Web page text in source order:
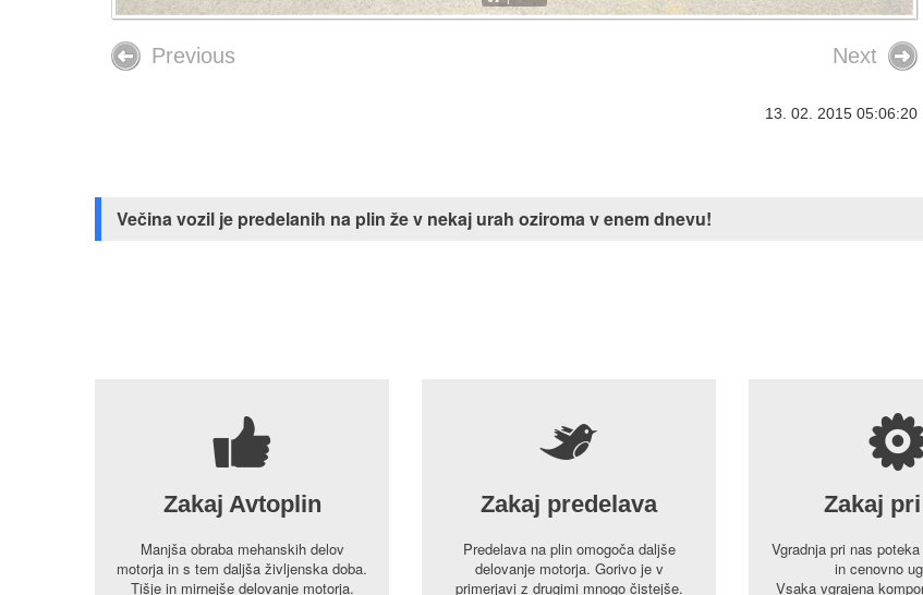
Previous Next
13. 02. 2015 05:06:20
Večina vozil je predelanih na plin že v nekaj urah oziroma v enem dnevu!
7
Zakaj Avtoplin
Manjša obraba mehanskih delov
motorja in s tem daljša življenska doba.
Tišje in mirnejše delovanje motorja.
5
Zakaj predelava
Predelava na plin omogoča daljše
delovanje motorja. Gorivo je v
primerjavi z drugimi mnogo čistejše.
s
Zakaj
Vgradnja pri nas
in cenovno
Vsaka vgrajena